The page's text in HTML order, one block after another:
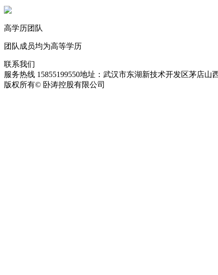
高学历团队
团队成员均为高等学历
联系我们
服务热线 15855199550地址：武汉市东湖新技术开发区茅店山
版权所有© 卧涛控股有限公司